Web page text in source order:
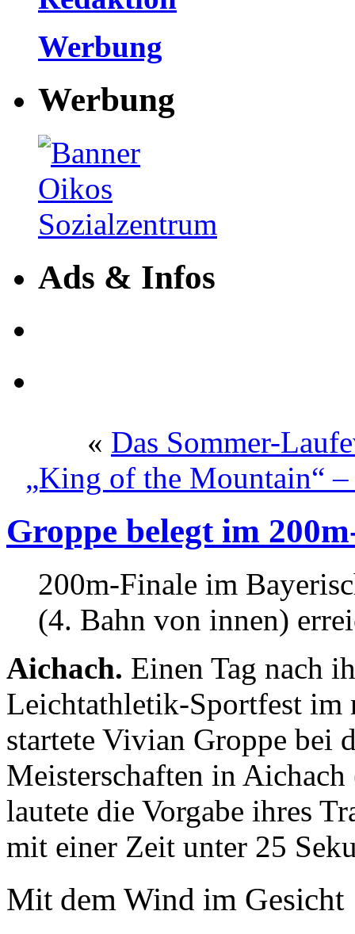
Werbung
Werbung
Ads & Infos
« Das Sommer-
„King of the Mountain“
Groppe belegt im
200m-Finale im
(4. Bahn von innen)
Aichach. Einen Tag nach
Leichtathletik-Sportfest im
startete Vivian Groppe bei
Meisterschaften in
lautete die Vorgabe ihres
mit einer Zeit unter 25
Mit dem Wind im Gesicht